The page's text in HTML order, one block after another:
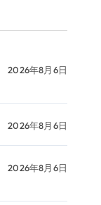
2026年8月6日
2026年8月6日
2026年8月6日